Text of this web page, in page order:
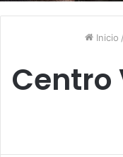
Inicio /
Centro